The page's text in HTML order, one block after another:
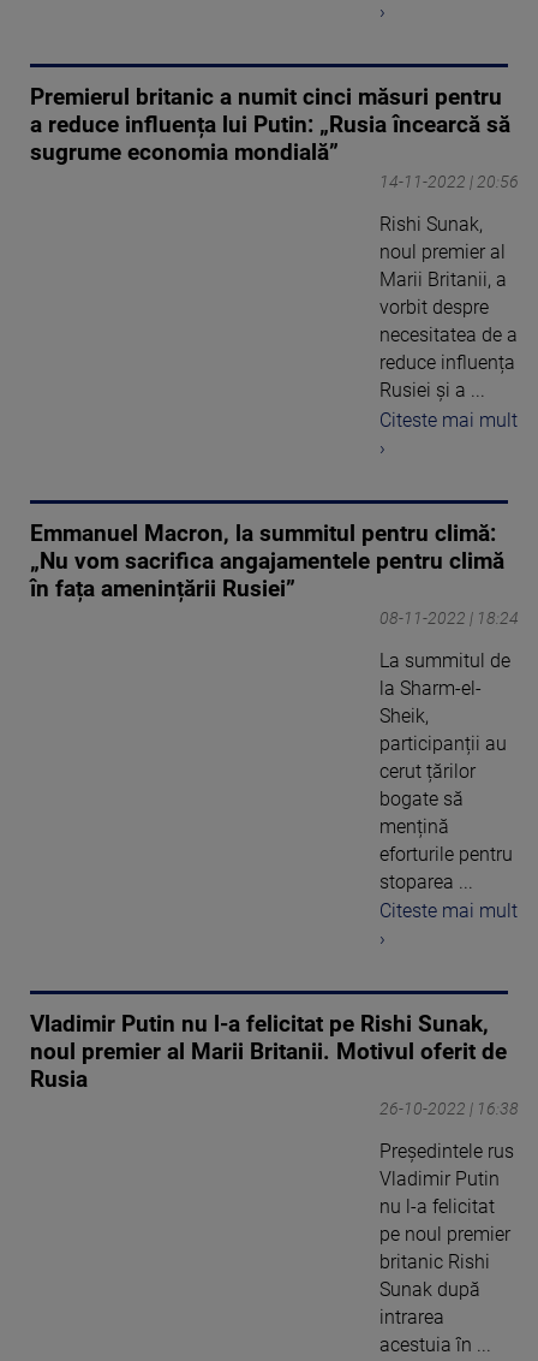
›
Premierul britanic a numit cinci măsuri pentru
a reduce influența lui Putin: „Rusia încearcă să
sugrume economia mondială”
14-11-2022 | 20:56
Rishi Sunak,
noul premier al
Marii Britanii, a
vorbit despre
necesitatea de a
reduce influența
Rusiei și a ...
Citeste mai mult
›
Emmanuel Macron, la summitul pentru climă:
„Nu vom sacrifica angajamentele pentru climă
în fața amenințării Rusiei”
08-11-2022 | 18:24
La summitul de
la Sharm-el-
Sheik,
participanții au
cerut țărilor
bogate să
mențină
eforturile pentru
stoparea ...
Citeste mai mult
›
Vladimir Putin nu l-a felicitat pe Rishi Sunak,
noul premier al Marii Britanii. Motivul oferit de
Rusia
26-10-2022 | 16:38
Preşedintele rus
Vladimir Putin
nu l-a felicitat
pe noul premier
britanic Rishi
Sunak după
intrarea
acestuia în ...